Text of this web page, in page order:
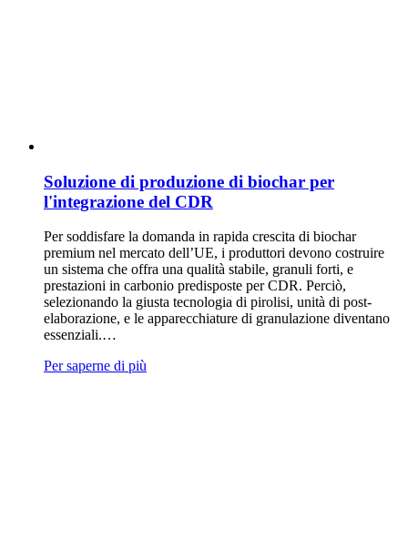
Soluzione di produzione di biochar per
l'integrazione del CDR
Per soddisfare la domanda in rapida crescita di biochar
premium nel mercato dell’UE, i produttori devono costruire
un sistema che offra una qualità stabile, granuli forti, e
prestazioni in carbonio predisposte per CDR. Perciò,
selezionando la giusta tecnologia di pirolisi, unità di post-
elaborazione, e le apparecchiature di granulazione diventano
essenziali.…
Per saperne di più